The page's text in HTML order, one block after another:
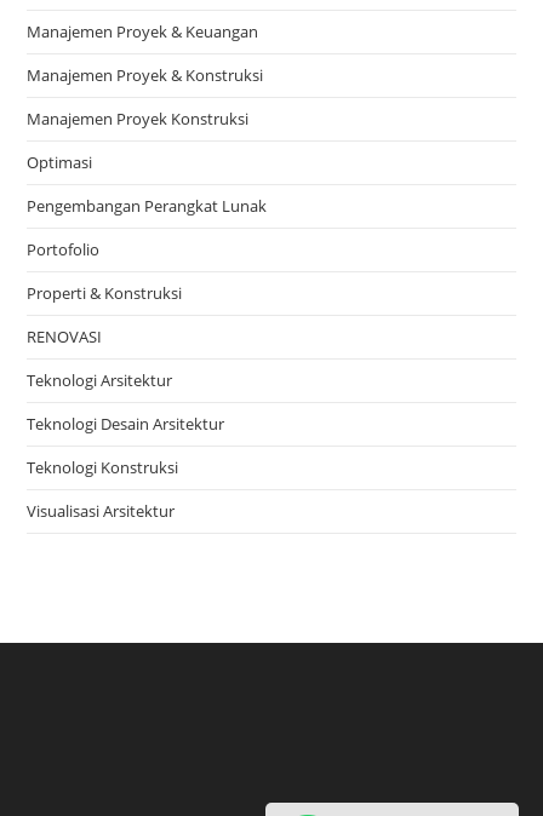
Manajemen Proyek & Keuangan
Manajemen Proyek & Konstruksi
Manajemen Proyek Konstruksi
Optimasi
Pengembangan Perangkat Lunak
Portofolio
Properti & Konstruksi
RENOVASI
Teknologi Arsitektur
Teknologi Desain Arsitektur
Teknologi Konstruksi
Visualisasi Arsitektur